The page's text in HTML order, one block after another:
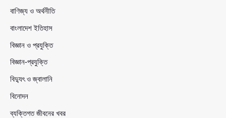
বাণিজ্য ও অর্থনীতি
বাংলাদেশ ইতিহাস
বিজ্ঞান ও প্রযুক্তি
বিজ্ঞান-প্রযুক্তি
বিদ্যুৎ ও জ্বালানি
বিনোদন
ব্যক্তিগত জীবনের খবর